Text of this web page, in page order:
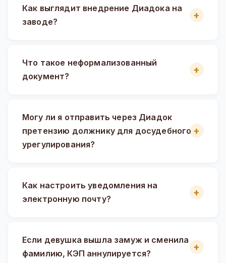
Как выглядит внедрение Диадока на
заводе?
Что такое неформализованный
документ?
Могу ли я отправить через Диадок
претензию должнику для досудебного
урегулирования?
Как настроить уведомления на
электронную почту?
Если девушка вышла замуж и сменила
фамилию, КЭП аннулируется?